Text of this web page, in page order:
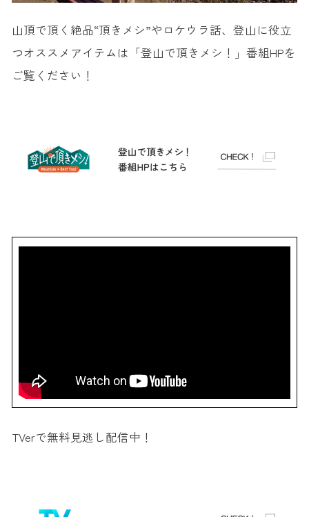
山頂で頂く絶品“頂きメシ”やロケウラ話、登山に役立
つオススメアイテムは「登山で頂きメシ！」番組HPを
ご覧ください！
TVerで無料見逃し配信中！